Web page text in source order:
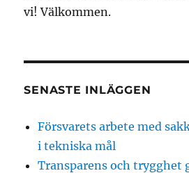
vi! Välkommen.
SENASTE INLÄGGEN
Försvarets arbete med
i tekniska mål
Transparens och trygghet